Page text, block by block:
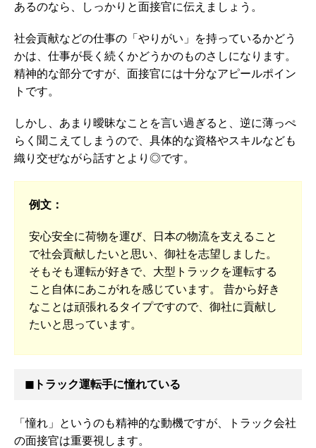
あるのなら、しっかりと面接官に伝えましょう。
社会貢献などの仕事の「やりがい」を持っているかどう
かは、仕事が長く続くかどうかのものさしになります。
精神的な部分ですが、面接官には十分なアピールポイン
トです。
しかし、あまり曖昧なことを言い過ぎると、逆に薄っぺ
らく聞こえてしまうので、具体的な資格やスキルなども
織り交ぜながら話すとより◎です。
例文：
安心安全に荷物を運び、日本の物流を支えること
で社会貢献したいと思い、御社を志望しました。
そもそも運転が好きで、大型トラックを運転する
こと自体にあこがれを感じています。 昔から好き
なことは頑張れるタイプですので、御社に貢献し
たいと思っています。
◼︎トラック運転手に憧れている
「憧れ」というのも精神的な動機ですが、トラック会社
の面接官は重要視します。